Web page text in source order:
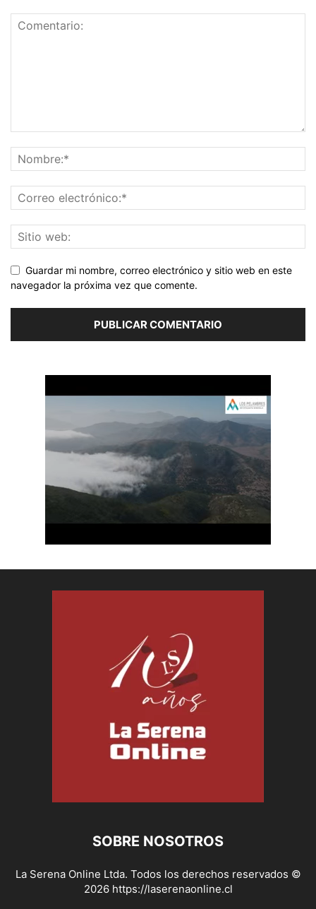
Guardar mi nombre, correo electrónico y sitio web en este
navegador la próxima vez que comente.
SOBRE NOSOTROS
La Serena Online Ltda. Todos los derechos reservados ©
2026 https://laserenaonline.cl